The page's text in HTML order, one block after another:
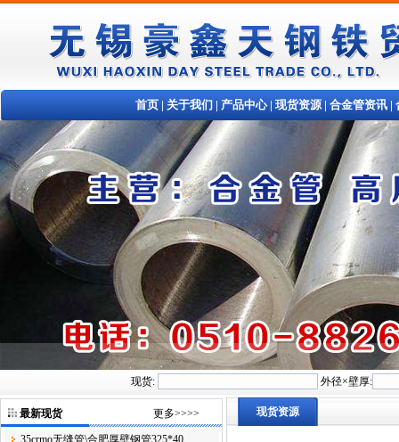
首页| 关于我们 | 产品中心| 现货资源| 合金管资讯|
现货: 外径×壁厚:
最新现货 更多>>>>
35crmo无缝管\合肥厚壁钢管325*40
现货资源